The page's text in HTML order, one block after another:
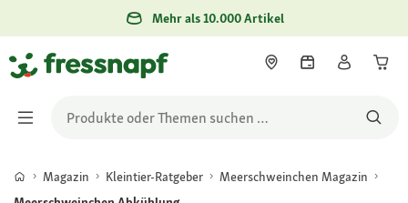
Mehr als 10.000 Artikel
Magazin Kleintier-Ratgeber
Meerschweinchen Magazin